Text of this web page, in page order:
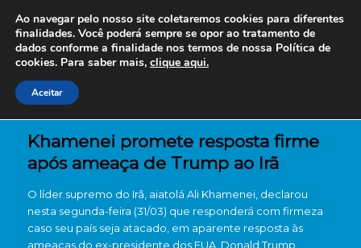
Khamenei promete resposta firme
após ameaça de Trump ao Irã
O líder supremo do Irã, aiatolá Ali Khamenei, declarou
nesta segunda-feira (31/03) que responderá com firmeza
caso seu país seja atacado, em aparente resposta às
ameaças do ex-presidente dos EUA, Donald Trump.
Ao navegar pelo nosso site coletaremos cookies para diferentes
finalidades. Você poderá sempre se opor ao tratamento de
dados conforme a finalidade nos termos de nossa Política de
cookies. Para saber mais, clique aqui.
Aceitar